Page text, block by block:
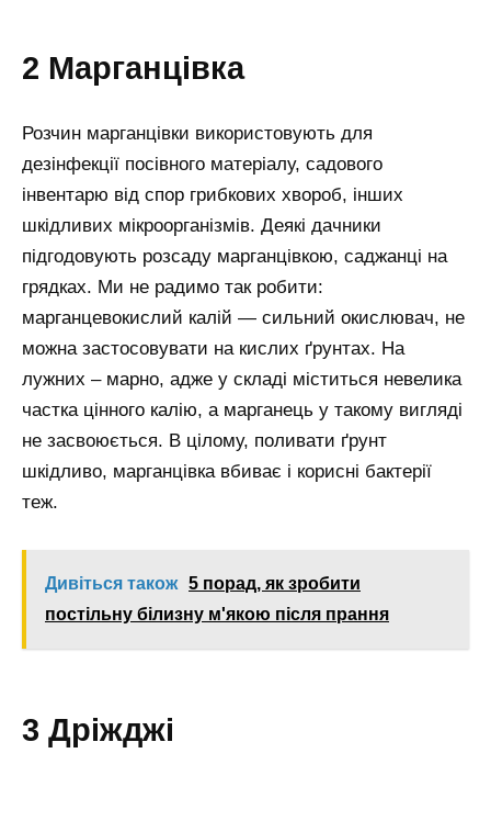
2 Марганцівка
Розчин марганцівки використовують для
дезінфекції посівного матеріалу, садового
інвентарю від спор грибкових хвороб, інших
шкідливих мікроорганізмів. Деякі дачники
підгодовують розсаду марганцівкою, саджанці на
грядках. Ми не радимо так робити:
марганцевокислий калій — сильний окислювач, не
можна застосовувати на кислих ґрунтах. На
лужних – марно, адже у складі міститься невелика
частка цінного калію, а марганець у такому вигляді
не засвоюється. В цілому, поливати ґрунт
шкідливо, марганцівка вбиває і корисні бактерії
теж.
Дивіться також 5 порад, як зробити
постільну білизну м'якою після прання
3 Дріжджі